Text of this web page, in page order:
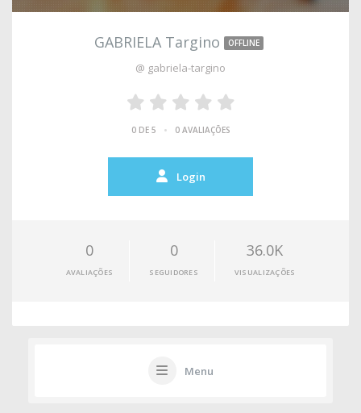
GABRIELA Targino OFFLINE
@ gabriela-targino
0 DE 5 • 0 AVALIAÇÕES
Login
0
AVALIAÇÕES
0
SEGUIDORES
36.0K
VISUALIZAÇÕES
Menu